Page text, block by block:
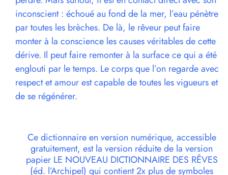
inconscient : échoué au fond de la mer, l’eau pénètre
par toutes les brèches. De là, le rêveur peut faire
monter à la conscience les causes véritables de cette
dérive. Il peut faire remonter à la surface ce qui a été
englouti par le temps. Le corps que l’on regarde avec
respect et amour est capable de toutes les vigueurs et
de se régénérer.
Ce dictionnaire en version numérique, accessible
gratuitement, est la version réduite de la version
papier LE NOUVEAU DICTIONNAIRE DES RÊVES
(éd. l’Archipel) qui contient 2x plus de symboles